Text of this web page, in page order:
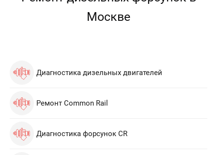
Москве
Диагностика дизельных двигателей
Ремонт Common Rail
Диагностика форсунок CR